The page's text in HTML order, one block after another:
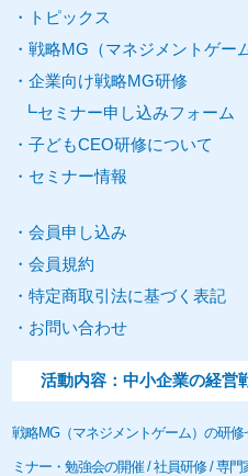
トピックス
戦略MG （マネジメントゲー
企業向け戦略MG研修
セミナー申し込みフォーム
子どもCEO研修について
セミナー情報
会員申し込み
会員規約
特定商取引法に基づく表記
お問い合わせ
活動内容：中小企業の経営
戦略MG（マネジメントゲーム）の研修
ミナー ・勉強会の開催 / 社員研修 /専門